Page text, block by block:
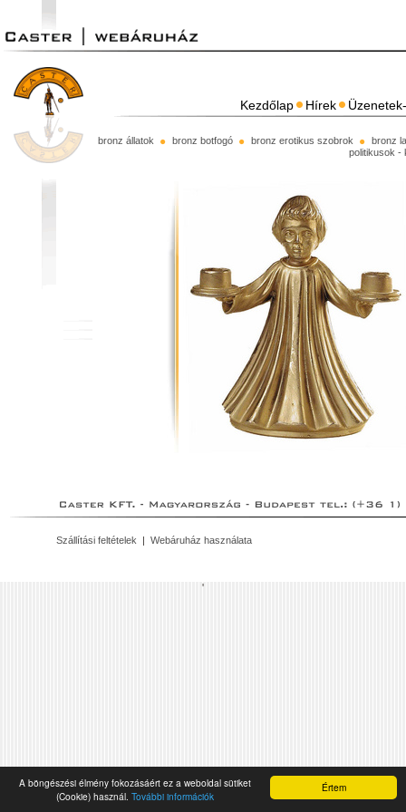
Értem
A böngészési élmény fokozásáért ez a weboldal sütiket
(Cookie) használ. További információk
Kezdőlap Hírek
bronz állatok bronz botfogó bronz erotikus szobrok
bronz
politikusok -
Szállítási feltételek | Webáruház használata
'